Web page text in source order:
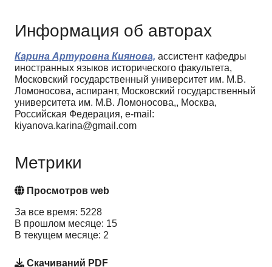
Информация об авторах
Карина Артуровна Киянова, ассистент кафедры
иностранных языков исторического факультета,
Московский государственный университет им. М.В.
Ломоносова, аспирант, Московский государственный
университета им. М.В. Ломоносова,, Москва,
Российская Федерация, e-mail:
kiyanova.karina@gmail.com
Метрики
Просмотров web
За все время: 5228
В прошлом месяце: 15
В текущем месяце: 2
Скачиваний PDF